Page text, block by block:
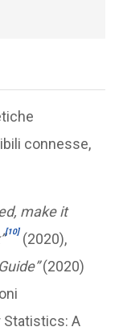
connesse,
make it
[10] (2020),
(2020)
Statistics: A